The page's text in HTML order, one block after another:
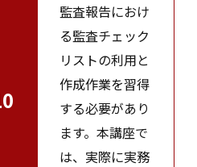
監査報告におけ
る監査チェック
リストの利用と
作成作業を習得
する必要があり
ます。本講座で
は、実際に実務